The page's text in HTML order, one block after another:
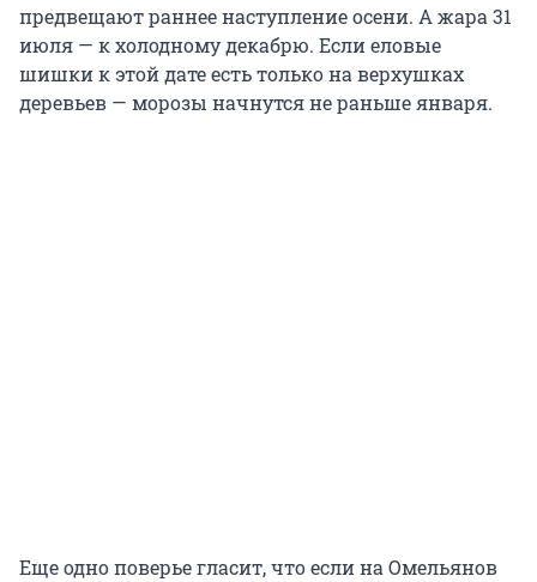
предвещают раннее наступление осени. А жара 31
июля — к холодному декабрю. Если еловые
шишки к этой дате есть только на верхушках
деревьев — морозы начнутся не раньше января.
Еще одно поверье гласит, что если на Омельянов